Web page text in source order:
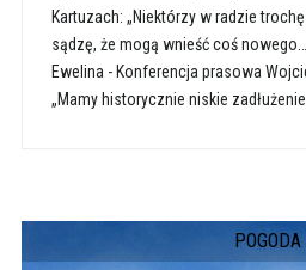
Kartuzach: „Niektórzy w radzie
sądzę, że mogą wnieść coś
Ewelina - Konferencja prasowa
„Mamy historycznie niskie
POGODA